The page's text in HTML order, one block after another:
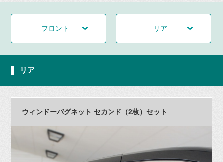
フロント リア
リア
ウィンドーバグネット セカンド（2枚）セット